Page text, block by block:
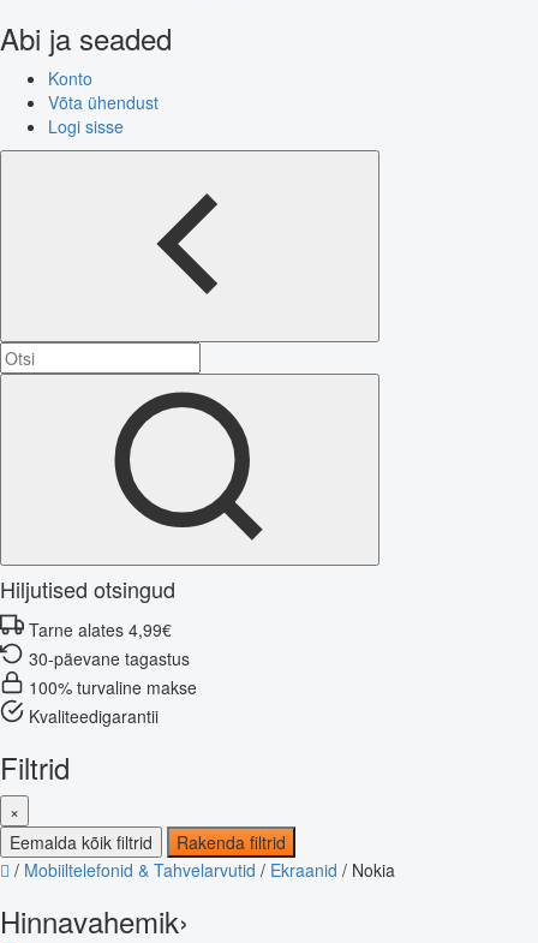
Abi ja seaded
Konto
Võta ühendust
Logi sisse
Hiljutised otsingud
Tarne alates 4,99€
30-päevane tagastus
100% turvaline makse
Kvaliteedigarantii
Filtrid
×
Eemalda kõik filtrid
Rakenda filtrid
/ Mobiiltelefonid & Tahvelarvutid / Ekraanid / Nokia
Hinnavahemik›